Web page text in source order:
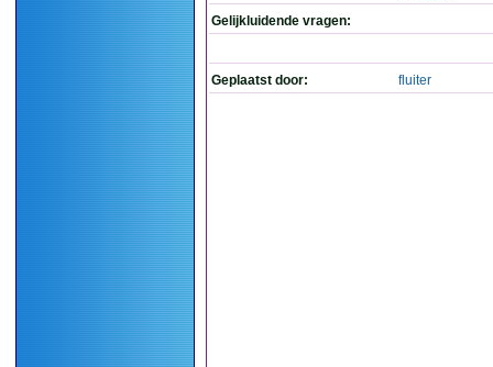
Gelijkluidende vragen:
Geplaatst door: fluiter